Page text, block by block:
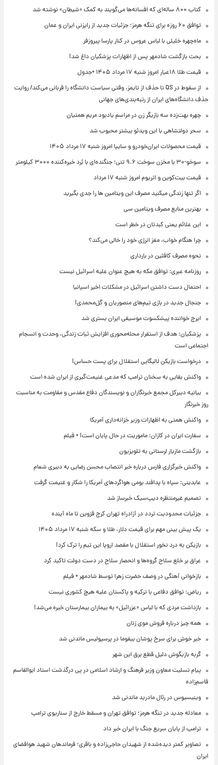
کتاب ۸۰۰ ساله‌ای که افسانه‌ها می‌گویند به کمک «شیطان» نوشته شد
توافق ۶۰ روزه برای تنگه هرمز؛ جزئیات جدید از رایزنی ایران و عمان
ماه‌چهره خلیلی با لباس عروس در کنار پارسا پیروزفر
بحث بازگشت شادمهر پس از اظهارات پزشکیان داغ شد!
قیمت طلا ۱۸عیار امروز شنبه ۱۷ مرداد ۱۴۰۵ +جدول
از سقوط در QS تا حذف از تایمز، وقتی سیاست دانشگاه را قربانی می‌کند/ روایت
حذف دانشگاه‌های ایران از رتبه‌بندی‌های جهانی
چهره بهت‌زده سه بازیگر زن در مراسم یادبود مریم همتیان
سحر دولتشاهی با این ویدئو بیشتر محبوب شد
قیمت محصولات ایران‌خودرو و سایپا امروز شنبه ۱۷ مرداد ۱۴۰۵
سوخو-۳۰ با مخزن سوخت ۹.۶ تنی؛ جنگنده‌ای با بُرد خیره‌کننده ۳۰۰۰ کیلومتر
قیمت بیت‌کوین و اتریوم امروز شنبه ۱۷ مرداد
اگر تنها زندگی میکنید مصرف این ویتامین ها را جدی بگیرید
بهترین منابع مصرف ویتامین سی
این علائم یعنی کبدتان در خطر است
چرا هنگام خواب، مغز انرژی خود را خالی می‌کند؟
نحوه مصرف کافئین در بارداری
روزنامه عبری: توافق مکه به هیچ عنوان علیه اسرائیل نیست
احتمال دست داشتن اسرائیل در مشکلات اخیر اسپانیا
جنجال جدید در بازی تیم‌های منصوریان و گل‌محمدی!
ایرج خواننده پیشکسوت موسیقی ایران بستری شد
پزشکیان: هدف از استقرار محله‌محوری افزایش ثبات زندگی، وحدت و انسجام
اجتماعی است
درخواست بازیکن لالیگایی استقلال برای پست حساس!
واکنش بقایی به سخنان ترامپ که مدعی غنیمت‌گیری از ایران شده است
بیانیه دبیرکل مجمع خبرنگاران و نویسندگان دفاع مقدس و مقاومت به مناسبت
روز خبرنگار
واکنش همتی به اظهارات وزیر خزانه‌داری آمریکا
سفارت ایران در کازان: ماموریت در حال پایان است! + فیلم
بازگشت مازیار لرستانی به تلویزیون
واکنش خبرگزاری فارس درباره خبر انتصاب محسن رضایی به دبیری شعام
عابدینی: سپاه با پدافند بومی هواگردهای آمریکا را شکار و غنیمت گرفت
تصمیم غیرمنتظره دیپ‌سیک خبرساز شد
جزئیات محدودیت تردد در آزادراه تهران کرج قزوین تا ماه آینده
یک پیش ‌بینی مهم برای قیمت دلار، طلا و سکه شنبه ۱۷ مرداد ۱۴۰۵
بازیکن به درد نخور استقلال با مقصد اروپا این تیم را ترک کرد!
عراق بر خلع سلاح گروه‌ها و انحصار سلاح در دست دولت تاکید کرد
بازخوانی آهنگی در وصف حضرت زهرا توسط شادمهر + فیلم
ریاض: توافق دفاعی با ترکیه و پاکستان علیه هیچ کشوری نیست
بازداشت مردی که با لباس «عزرائیل» به بیماران بیمارستان خیره می‌شد!
همه چیز درباره فروش موی زنان
خبر خوش برای سرخ پوشان بیفوما در پرسپولیس ماندنی شد
گربه بازیگوش دلیل قطع برق این شهر
پیام تسلیت معاون وزیر فرهنگ و ارشاد اسلامی در پی درگذشت استاد ابوالقاسم
قاسم‌زاده
وینیسیوس در رئال مادرید ماندنی شد
معادله جدید در تنگه هرمز؛ توافق تهران و مسقط خارج از سناریوی ترامپ
ترامپ از پایان سریع جنگ با ایران خبر داد
تصاویر کمتر دیده‌شده از شهیدان حاجی‌زاده و باقری؛ فرماندهان شهید هوافضای
ایران